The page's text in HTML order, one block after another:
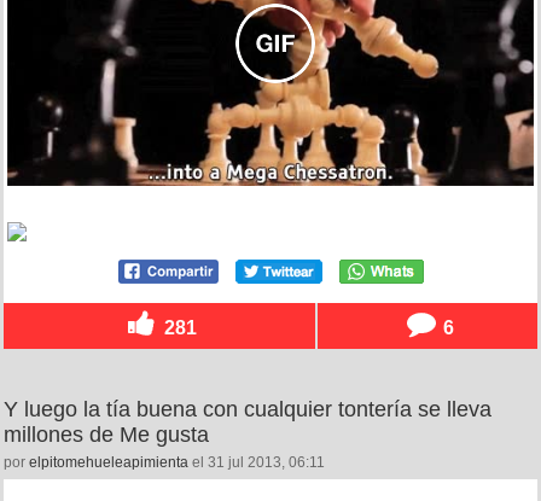
281 6
Y luego la tía buena con cualquier tontería se lleva
millones de Me gusta
por elpitomehueleapimienta el 31 jul 2013, 06:11